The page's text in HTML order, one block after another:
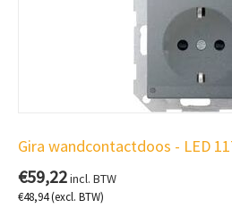
Gira wandcontactdoos - LED
€59,22incl. BTW
€48,94(excl. BTW)